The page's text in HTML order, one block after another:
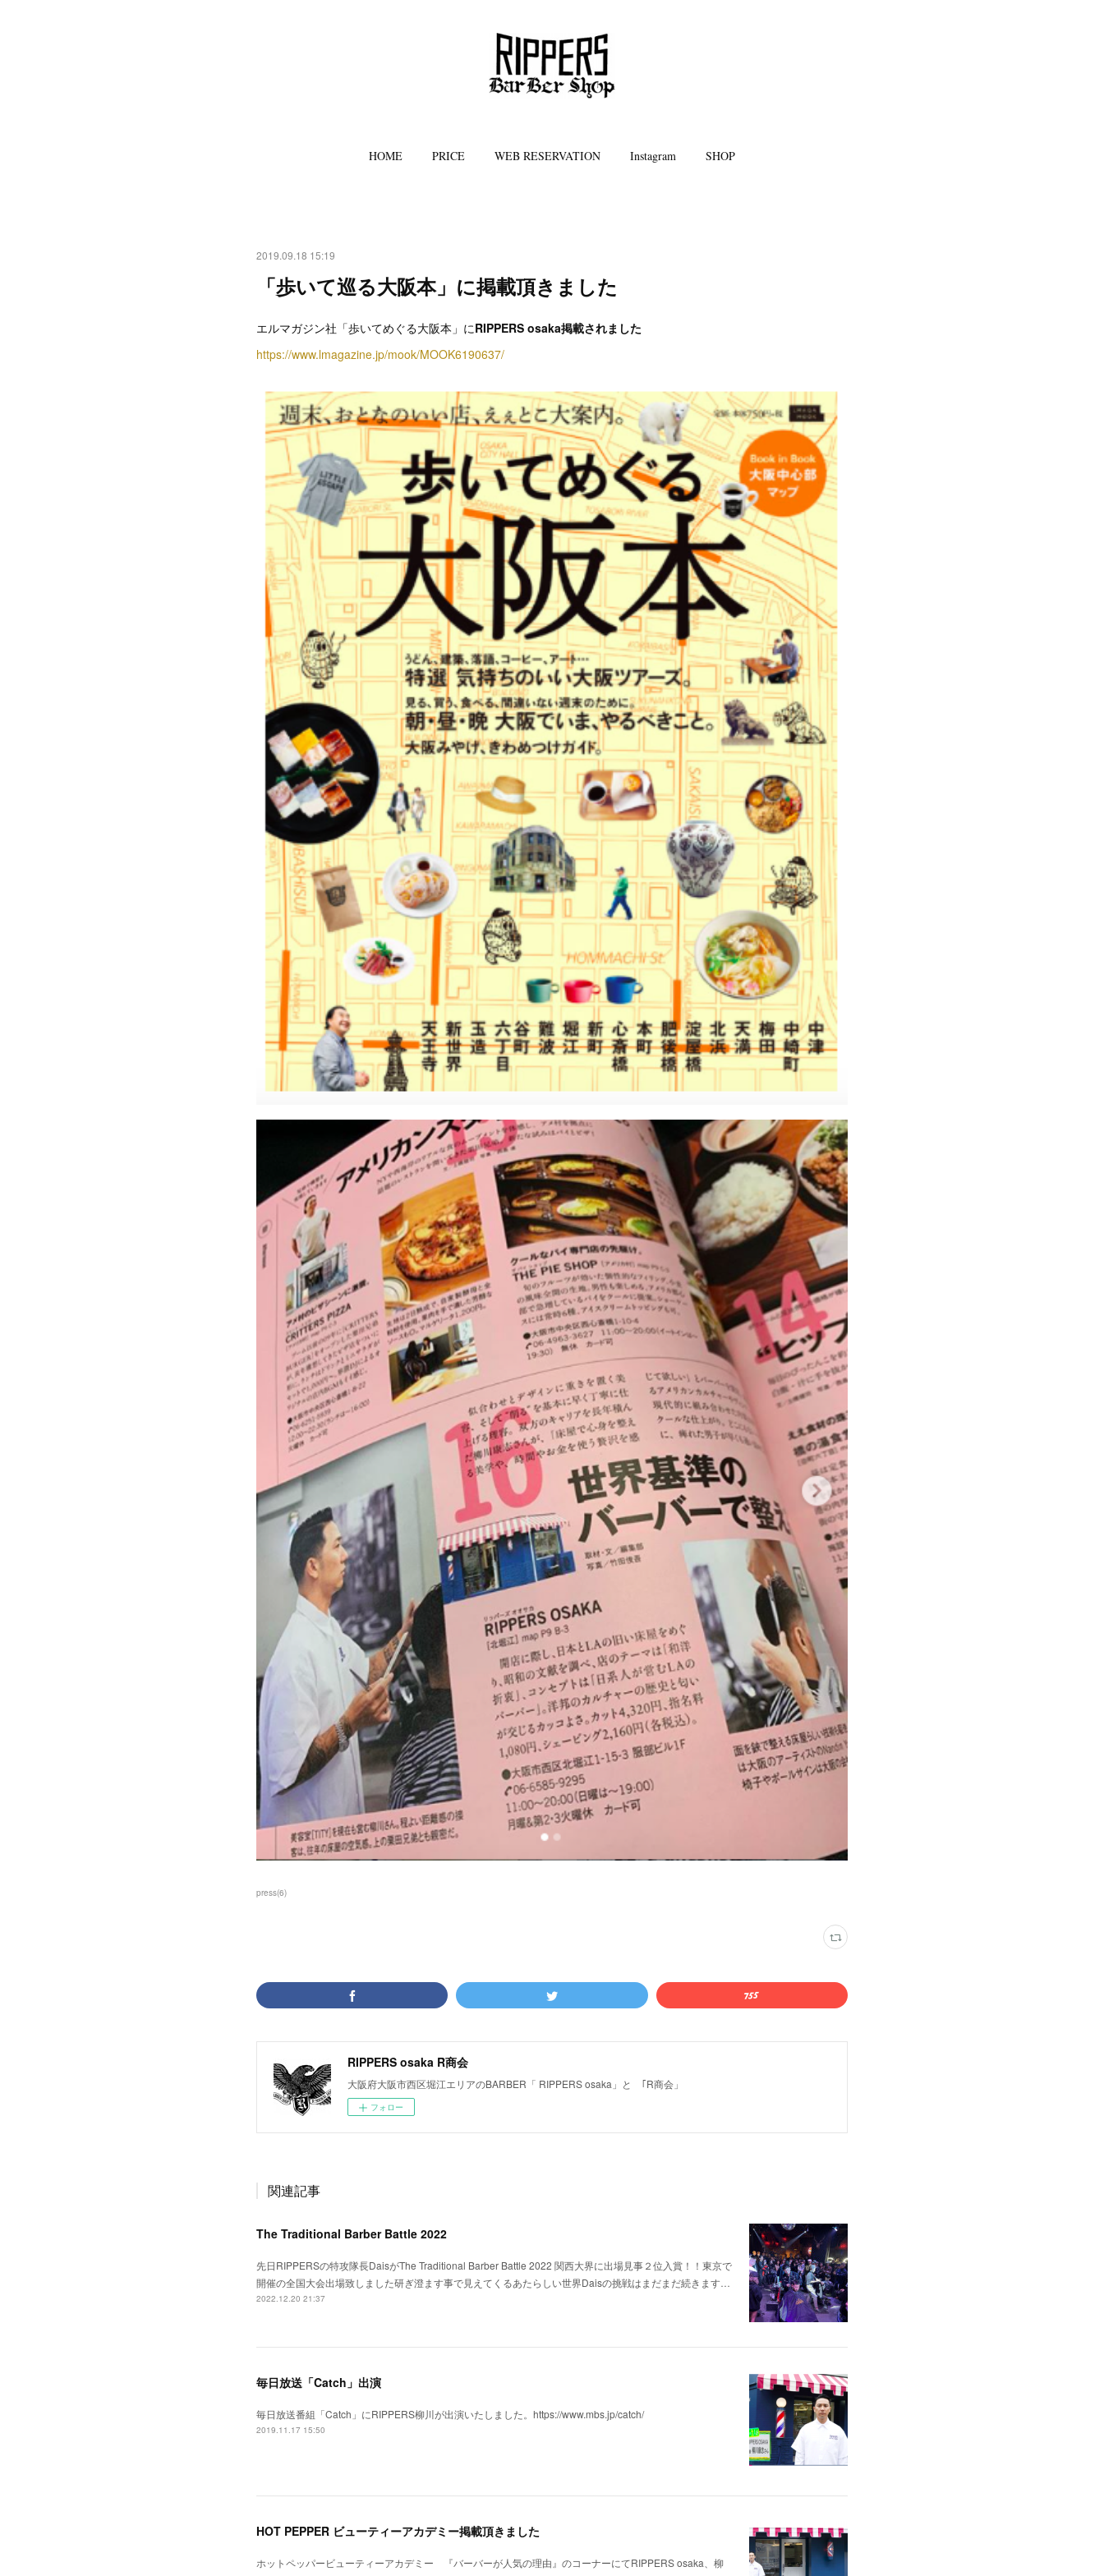
HOME PRICE WEB RESERVATION Instagram SHOP
2019.09.18 15:19
「歩いて巡る大阪本」に掲載頂きました
エルマガジン社「歩いてめぐる大阪本」にRIPPERS osaka掲載されました
https://www.lmagazine.jp/mook/MOOK6190637/
press(6)
RIPPERS osaka R商会
大阪府大阪市西区堀江エリアのBARBER「 RIPPERS osaka」と ｢R商会」
フォロー
関連記事
The Traditional Barber Battle 2022
先日RIPPERSの特攻隊長DaisがThe Traditional Barber Battle 2022 関西大界に出場見事２位入賞！！東京で
開催の全国大会出場致しました研ぎ澄ます事で見えてくるあたらしい世界Daisの挑戦はまだまだ続きます…
2022.12.20 21:37
毎日放送「Catch」出演
毎日放送番組「Catch」にRIPPERS柳川が出演いたしました。https://www.mbs.jp/catch/
2019.11.17 15:50
HOT PEPPER ビューティーアカデミー掲載頂きました
ホットペッパービューティーアカデミー 『バーバーが人気の理由』のコーナーにてRIPPERS osaka、柳